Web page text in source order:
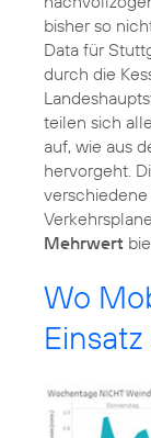
bisher so
Data für
durch die
teilen sich
auf, wie aus
hervorgeht.
Mehrwert
Wo